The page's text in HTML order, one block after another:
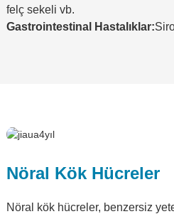
felç sekeli vb.
Gastrointestinal Hastalıklar:
Nöral Kök Hücreler
Nöral kök hücreler, benzersiz